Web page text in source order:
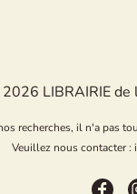
LIBRAIRIE de
recherches, il n'a pas
Veuillez nous contacter